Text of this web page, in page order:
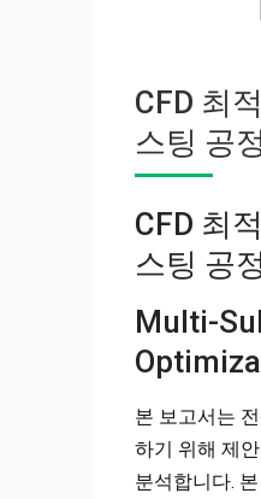
CFD 최
스팅 공
CFD 최
스팅 공
Multi-
본 보고서는
하기 위해 제
분석합니다.